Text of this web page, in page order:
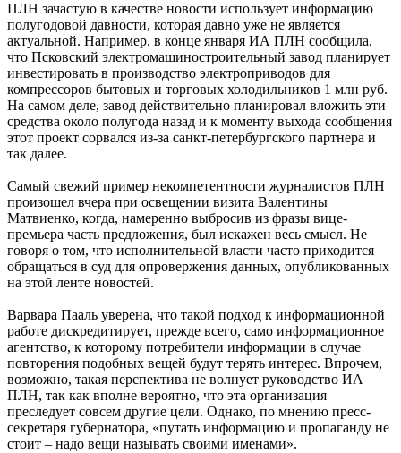
ПЛН зачастую в качестве новости использует информацию
полугодовой давности, которая давно уже не является
актуальной. Например, в конце января ИА ПЛН сообщила,
что Псковский электромашиностроительный завод планирует
инвестировать в производство электроприводов для
компрессоров бытовых и торговых холодильников 1 млн руб.
На самом деле, завод действительно планировал вложить эти
средства около полугода назад и к моменту выхода сообщения
этот проект сорвался из-за санкт-петербургского партнера и
так далее.
Самый свежий пример некомпетентности журналистов ПЛН
произошел вчера при освещении визита Валентины
Матвиенко, когда, намеренно выбросив из фразы вице-
премьера часть предложения, был искажен весь смысл. Не
говоря о том, что исполнительной власти часто приходится
обращаться в суд для опровержения данных, опубликованных
на этой ленте новостей.
Варвара Пааль уверена, что такой подход к информационной
работе дискредитирует, прежде всего, само информационное
агентство, к которому потребители информации в случае
повторения подобных вещей будут терять интерес. Впрочем,
возможно, такая перспектива не волнует руководство ИА
ПЛН, так как вполне вероятно, что эта организация
преследует совсем другие цели. Однако, по мнению пресс-
секретаря губернатора, «путать информацию и пропаганду не
стоит – надо вещи называть своими именами».